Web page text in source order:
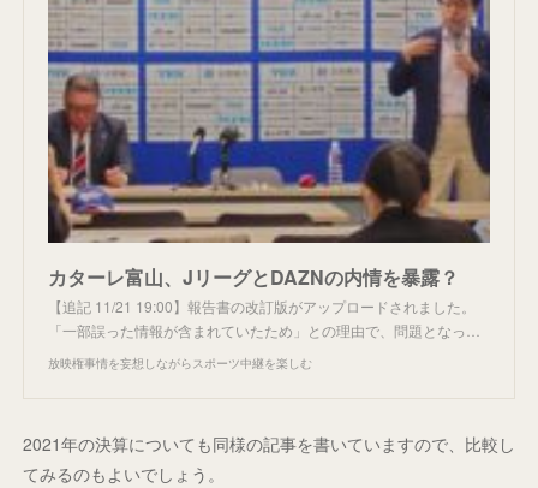
カターレ富山、JリーグとDAZNの内情を暴露？
【追記 11/21 19:00】報告書の改訂版がアップロードされました。
「一部誤った情報が含まれていたため」との理由で、問題となっ…
放映権事情を妄想しながらスポーツ中継を楽しむ
2021年の決算についても同様の記事を書いていますので、比較し
てみるのもよいでしょう。